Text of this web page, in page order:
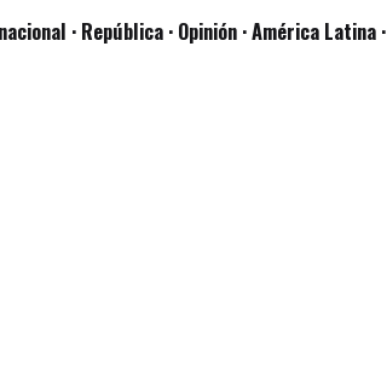
· República · Opinión · América Latina ·